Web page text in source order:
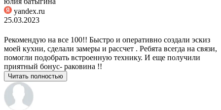
yandex.ru
25.03.2023
Рекомендую на все 100!! Быстро и оперативно создали эскиз
моей кухни, сделали замеры и рассчет . Ребята всегда на связи,
помогли подобрать встроенную технику. И еще получили
приятный бонус- раковина !!
Читать полностью